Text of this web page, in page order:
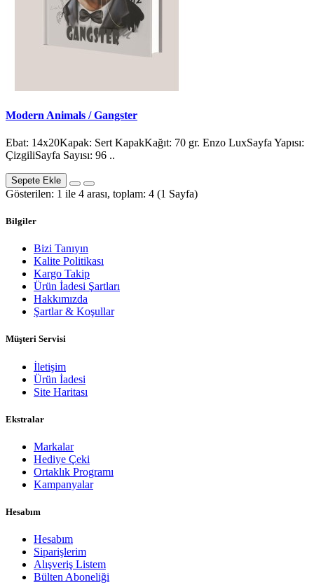
Modern Animals / Gangster
Ebat: 14x20Kapak: Sert KapakKağıt: 70 gr. Enzo LuxSayfa Yapısı:
ÇizgiliSayfa Sayısı: 96 ..
Sepete Ekle
Gösterilen: 1 ile 4 arası, toplam: 4 (1 Sayfa)
Bilgiler
Bizi Tanıyın
Kalite Politikası
Kargo Takip
Ürün İadesi Şartları
Hakkımızda
Şartlar & Koşullar
Müşteri Servisi
İletişim
Ürün İadesi
Site Haritası
Ekstralar
Markalar
Hediye Çeki
Ortaklık Programı
Kampanyalar
Hesabım
Hesabım
Siparişlerim
Alışveriş Listem
Bülten Aboneliği